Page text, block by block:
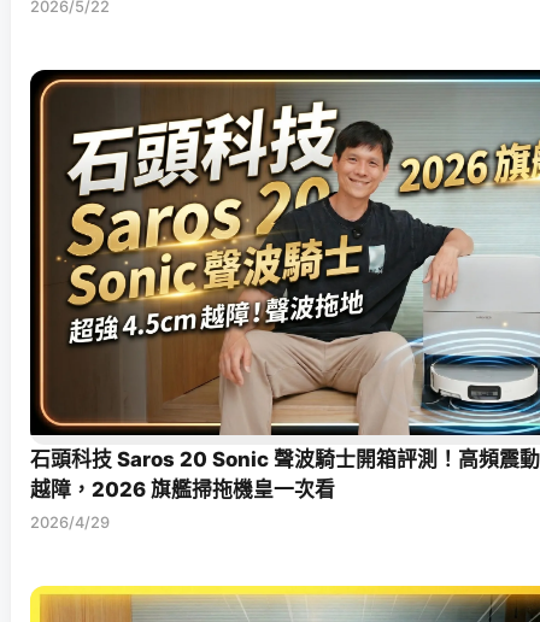
2026/5/22
石頭科技 Saros 20 Sonic 聲波騎士開箱評測！高頻震
越障，2026 旗艦掃拖機皇一次看
2026/4/29